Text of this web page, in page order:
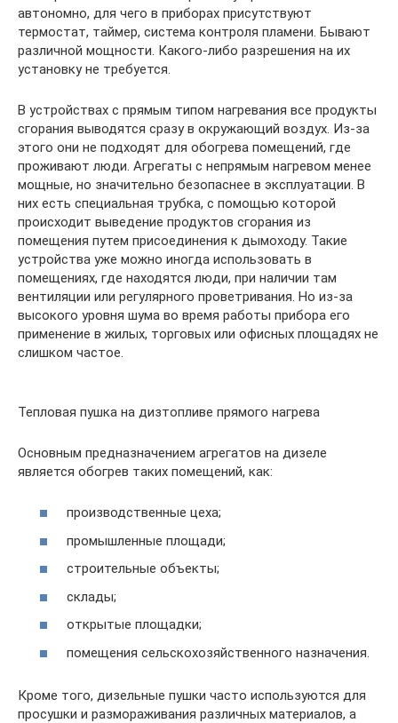
автономно, для чего в приборах присутствуют
термостат, таймер, система контроля пламени. Бывают
различной мощности. Какого-либо разрешения на их
установку не требуется.
В устройствах с прямым типом нагревания все продукты
сгорания выводятся сразу в окружающий воздух. Из-за
этого они не подходят для обогрева помещений, где
проживают люди. Агрегаты с непрямым нагревом менее
мощные, но значительно безопаснее в эксплуатации. В
них есть специальная трубка, с помощью которой
происходит выведение продуктов сгорания из
помещения путем присоединения к дымоходу. Такие
устройства уже можно иногда использовать в
помещениях, где находятся люди, при наличии там
вентиляции или регулярного проветривания. Но из-за
высокого уровня шума во время работы прибора его
применение в жилых, торговых или офисных площадях не
слишком частое.
Тепловая пушка на дизтопливе прямого нагрева
Основным предназначением агрегатов на дизеле
является обогрев таких помещений, как:
производственные цеха;
промышленные площади;
строительные объекты;
склады;
открытые площадки;
помещения сельскохозяйственного назначения.
Кроме того, дизельные пушки часто используются для
просушки и размораживания различных материалов, а